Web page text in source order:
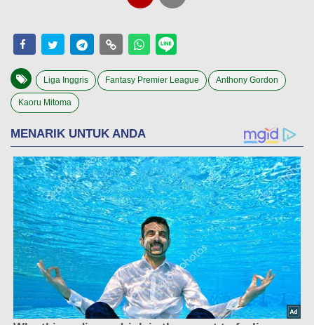
Liga Inggris Fantasy Premier League Anthony Gordon
Kaoru Mitoma